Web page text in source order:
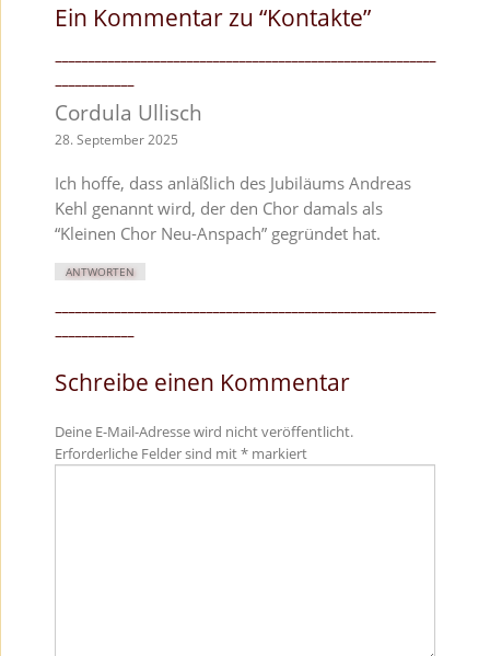
Ein Kommentar zu “Kontakte”
Cordula Ullisch
28. September 2025
Ich hoffe, dass anläßlich des Jubiläums Andreas
Kehl genannt wird, der den Chor damals als
“Kleinen Chor Neu-Anspach” gegründet hat.
ANTWORTEN
Schreibe einen Kommentar
Deine E-Mail-Adresse wird nicht veröffentlicht.
Erforderliche Felder sind mit*markiert